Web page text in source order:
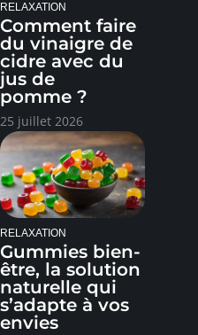
RELAXATION
Comment faire
du vinaigre de
cidre avec du
jus de
pomme ?
25 juillet 2026
RELAXATION
Gummies bien-
être, la solution
naturelle qui
s’adapte à vos
envies